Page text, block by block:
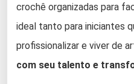
crochê organizadas para
ideal tanto para iniciantes
profissionalizar e viver de
com seu talento e